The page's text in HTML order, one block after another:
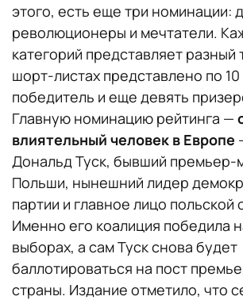
этого, есть еще три номинации:
революционеры и мечтатели.
категорий представляет разный
шорт-листах представлено по
победитель и еще девять
Главную номинацию рейтинга —
влиятельный человек в Европе
Дональд Туск, бывший премьер-
Польши, нынешний лидер
партии и главное лицо польской
Именно его коалиция победила
выборах, а сам Туск снова будет
баллотироваться на пост
страны. Издание отметило, что